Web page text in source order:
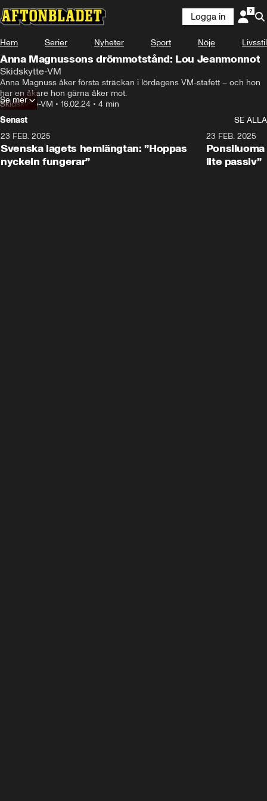
Logga in
Hem Serier Nyheter Sport Nöje Livsstil
Anna Magnussons drömmotstånd: Lou Jeanmonnot
Skidskytte-VM
Anna Magnuss åker första sträckan i lördagens VM-stafett – och hon
har en åkare hon gärna åker mot.
Skidskytte-VM • 16.02.24 • 4 min
Se mer
Senast
SE ALLA
23 FEB. 2025
Svenska lagets hemlängtan: ”Hoppas
nyckeln fungerar”
23 FEB. 2025
lite passiv”